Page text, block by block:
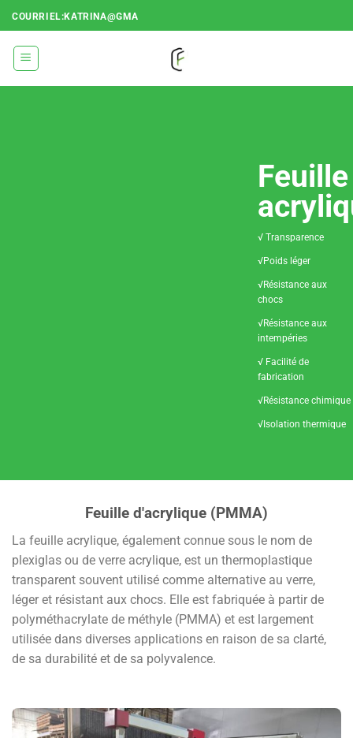
Passer
au
contenu
COURRIEL:KATRINA@GMA
Feuille
√ Transparence
√Poids léger
√Résistance aux
chocs
√Résistance aux
intempéries
√ Facilité de
fabrication
√Résistance chimique
√Isolation thermique
Feuille d'acrylique (PMMA)
La feuille acrylique, également connue sous le nom de
plexiglas ou de verre acrylique, est un thermoplastique
transparent souvent utilisé comme alternative au verre,
léger et résistant aux chocs. Elle est fabriquée à partir de
polyméthacrylate de méthyle (PMMA) et est largement
utilisée dans diverses applications en raison de sa clarté,
de sa durabilité et de sa polyvalence.